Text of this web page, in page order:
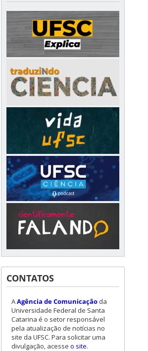
CONTATOS
AAgência de Comunicação da
Universidade Federal de Santa
Catarina é o setor responsável
pela atualização de notícias no
site da UFSC. Para solicitar uma
divulgação, acesse o site.